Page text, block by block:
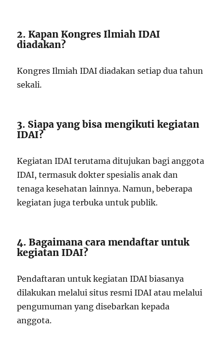
2. Kapan Kongres Ilmiah IDAI
diadakan?
Kongres Ilmiah IDAI diadakan setiap dua tahun
sekali.
3. Siapa yang bisa mengikuti kegiatan
IDAI?
Kegiatan IDAI terutama ditujukan bagi anggota
IDAI, termasuk dokter spesialis anak dan
tenaga kesehatan lainnya. Namun, beberapa
kegiatan juga terbuka untuk publik.
4. Bagaimana cara mendaftar untuk
kegiatan IDAI?
Pendaftaran untuk kegiatan IDAI biasanya
dilakukan melalui situs resmi IDAI atau melalui
pengumuman yang disebarkan kepada
anggota.